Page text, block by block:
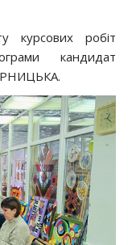
курсових робіт
кандидат